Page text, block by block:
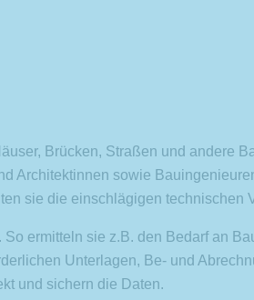
Brücken, Straßen und andere
Architektinnen sowie
sie die einschlägigen technischen
ermitteln sie z.B. den Bedarf an
Unterlagen, Be- und
und sichern die Daten.